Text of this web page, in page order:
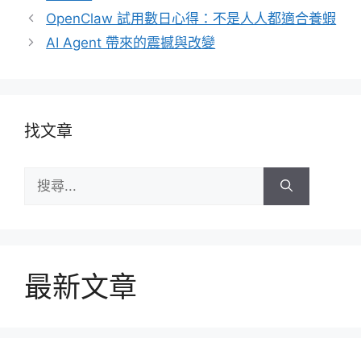
類
OpenClaw 試用數日心得：不是人人都適合養蝦
AI Agent 帶來的震撼與改變
找文章
尋:
最新文章